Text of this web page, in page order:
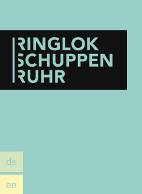
Ringlokschuppen
de
en